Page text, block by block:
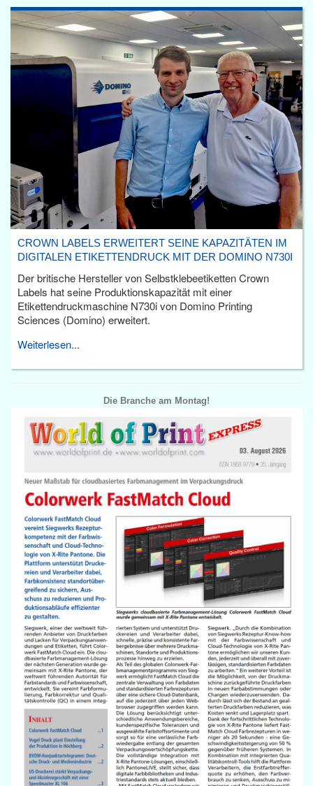
CROWN LABELS ERWEITERT SEINE KAPAZITÄTEN IM
DIGITALEN ETIKETTENDRUCK MIT DER DOMINO N730I
Der britische Hersteller von Selbstklebeetiketten Crown
Labels hat seine Produktionskapazität mit einer
Etikettendruckmaschine N730i von Domino Printing
Sciences (Domino) erweitert.
Weiterlesen...
Die Branche am Montag!